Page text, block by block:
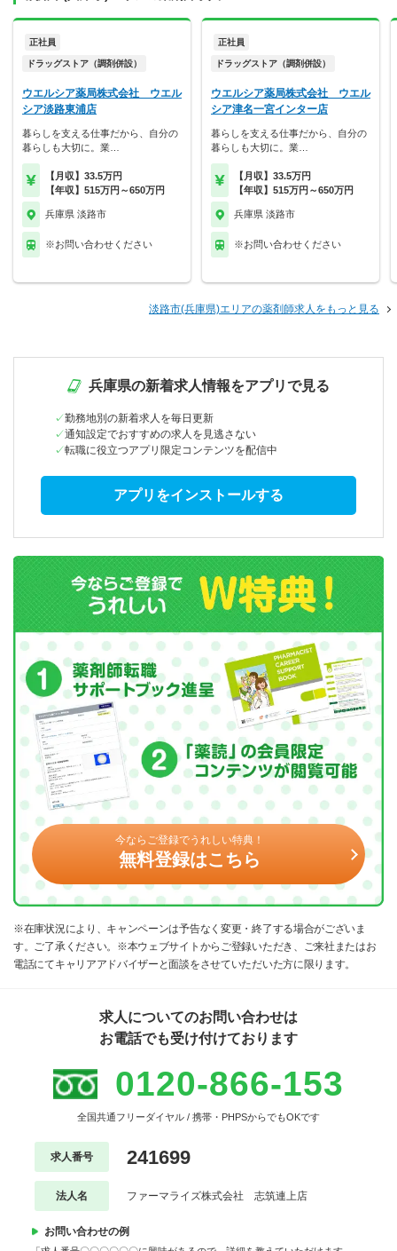
正社員
ドラッグストア（調剤併設）
ウエルシア薬局株式会社 ウエル
シア淡路東浦店
暮らしを支える仕事だから、自分の
暮らしも大切に。業…
【月収】33.5万円
【年収】515万円～650万円
兵庫県 淡路市
※お問い合わせください
正社員
ドラッグストア（調剤併設）
ウエルシア薬局株式会社 ウエル
シア津名一宮インター店
暮らしを支える仕事だから、自分の
暮らしも大切に。業…
【月収】33.5万円
【年収】515万円～650万円
兵庫県 淡路市
※お問い合わせください
淡路市(兵庫県)エリアの薬剤師求人をもっと見る
兵庫県の新着求人情報をアプリで見る
勤務地別の新着求人を毎日更新
通知設定でおすすめの求人を見逃さない
転職に役立つアプリ限定コンテンツを配信中
アプリをインストールする
今ならご登録でうれしい特典！
無料登録はこちら
※在庫状況により、キャンペーンは予告なく変更・終了する場合がございま
す。ご了承ください。※本ウェブサイトからご登録いただき、ご来社またはお
電話にてキャリアアドバイザーと面談をさせていただいた方に限ります。
求人についてのお問い合わせは
お電話でも受け付けております
0120-866-153
全国共通フリーダイヤル / 携帯・PHPSからでもOKです
求人番号 241699
法人名 ファーマライズ株式会社 志筑連上店
お問い合わせの例